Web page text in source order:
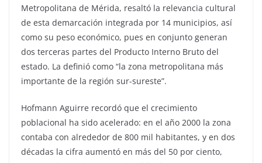
Metropolitana de Mérida, resaltó la relevancia cultural
de esta demarcación integrada por 14 municipios, así
como su peso económico, pues en conjunto generan
dos terceras partes del Producto Interno Bruto del
estado. La definió como “la zona metropolitana más
importante de la región sur-sureste”.
Hofmann Aguirre recordó que el crecimiento
poblacional ha sido acelerado: en el año 2000 la zona
contaba con alrededor de 800 mil habitantes, y en dos
décadas la cifra aumentó en más del 50 por ciento,